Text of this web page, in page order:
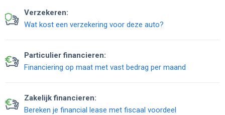
Verzekeren:
Wat kost een verzekering voor deze auto?
Particulier financieren:
Financiering op maat met vast bedrag per maand
Zakelijk financieren:
Bereken je financial lease met fiscaal voordeel